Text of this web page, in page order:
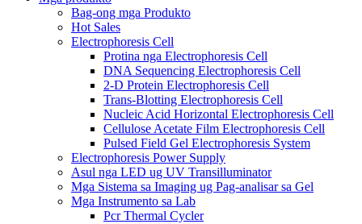
Bag-ong mga Produkto
Hot Sales
Electrophoresis Cell
Protina nga Electrophoresis Cell
DNA Sequencing Electrophoresis Cell
2-D Protein Electrophoresis Cell
Trans-Blotting Electrophoresis Cell
Nucleic Acid Horizontal Electrophoresis Cell
Cellulose Acetate Film Electrophoresis Cell
Pulsed Field Gel Electrophoresis System
Electrophoresis Power Supply
Asul nga LED ug UV Transilluminator
Mga Sistema sa Imaging ug Pag-analisar sa Gel
Mga Instrumento sa Lab
Pcr Thermal Cycler